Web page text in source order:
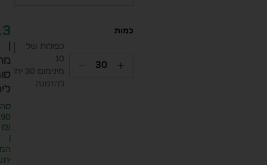
כפולות של
10
מינימום 30 יח׳
להזמנה
₪